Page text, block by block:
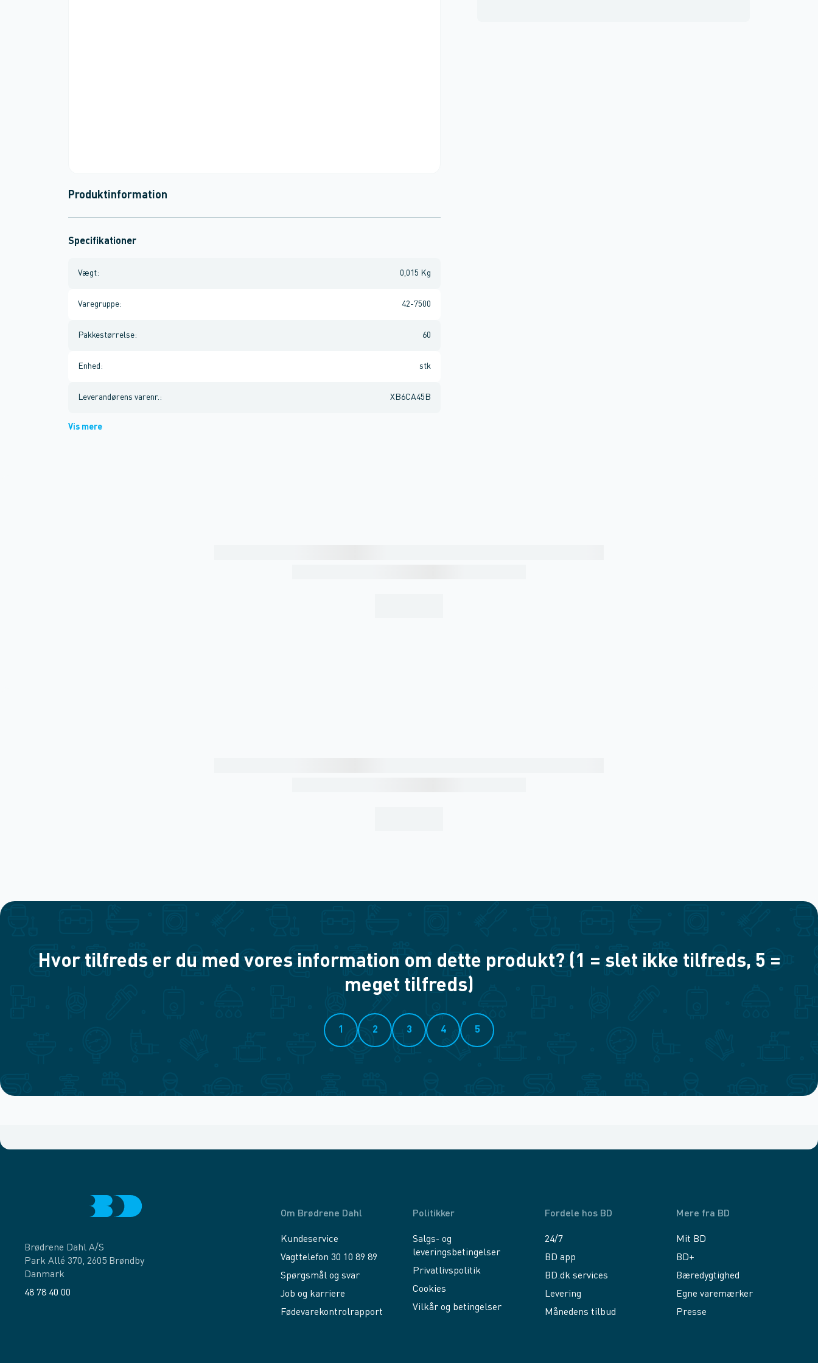
Produktinformation
Specifikationer
Vægt: 0,015 Kg
Varegruppe: 42-7500
Pakkestørrelse: 60
Enhed : stk
Leverandørens varenr. : XB6CA45B
Vis mere
Hvor tilfreds er du med vores information om dette produkt? (1 = slet ikke tilfreds, 5 =
meget tilfreds)
1 2 3 4 5
Brødrene Dahl A/S
Park Allé 370, 2605 Brøndby
Danmark
48 78 40 00
Om Brødrene Dahl
Kundeservice
Vagttelefon 30 10 89 89
Spørgsmål og svar
Job og karriere
Fødevarekontrolrapport
Politikker
Salgs- og
leveringsbetingelser
Privatlivspolitik
Cookies
Vilkår og betingelser
Fordele hos BD
24/7
BD app
BD.dk services
Levering
Månedens tilbud
Mere fra BD
Mit BD
BD+
Bæredygtighed
Egne varemærker
Presse